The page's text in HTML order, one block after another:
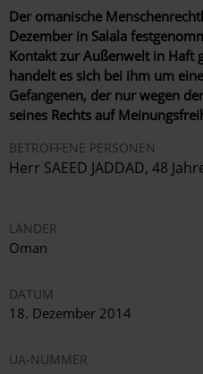
Der omanische
Dezember in Salala
Kontakt zur Außenwelt in Haft
handelt es sich bei ihm um
Gefangenen, der nur wegen
seines Rechts auf
BETROFFENE PERSONEN
Herr SAEED JADDAD, 48
LÄNDER
Oman
DATUM
18. Dezember 2014
UA-NUMMER